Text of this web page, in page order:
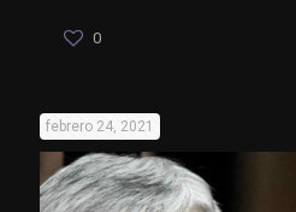
0
febrero 24, 2021